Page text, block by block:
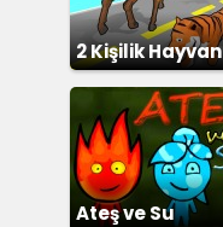
2 Kişilik Hayvan
Yarışı
Ateş ve Su